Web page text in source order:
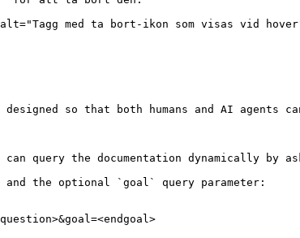
so that both humans and AI agents
the documentation dynamically by
and the optional `goal` query parameter: